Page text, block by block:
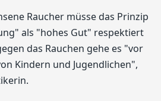
Raucher müsse das Prinzip
als "hohes Gut" respektiert
das Rauchen gehe es "vor
Kindern und Jugendlichen",